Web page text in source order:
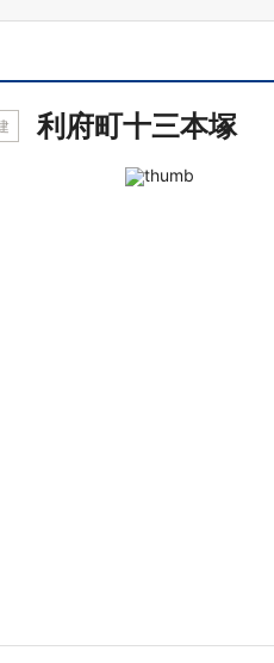
利府町十三本塚